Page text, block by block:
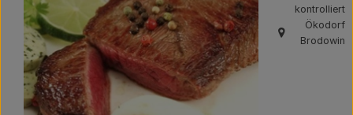
Obst & Gemüse
Getränke
Vorratskammer
kontrolliert
, Herkunft:
Ökodorf
Brodowin